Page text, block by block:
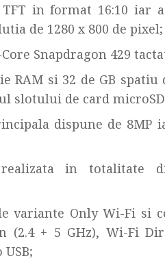
TFT in format 16:10 iar
de 1280 x 800 de pixel;
Snapdragon 429
RAM si 32 de GB
slotului de card
dispune de 8MP
realizata in totalitate
variante Only Wi-Fi si
(2.4 + 5 GHz), Wi-Fi